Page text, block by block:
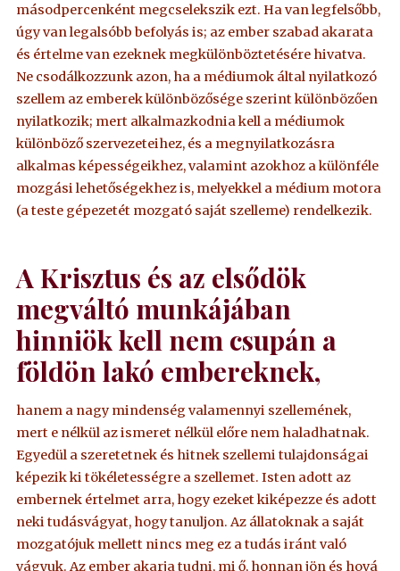
másodpercenként megcselekszik ezt. Ha van legfelsőbb,
úgy van legalsóbb befolyás is; az ember szabad akarata
és értelme van ezeknek megkülönböztetésére hivatva.
Ne csodálkozzunk azon, ha a médiumok által nyilatkozó
szellem az emberek különbözősége szerint különbözően
nyilatkozik; mert alkalmazkodnia kell a médiumok
különböző szervezeteihez, és a megnyilatkozásra
alkalmas képességeikhez, valamint azokhoz a különféle
mozgási lehetőségekhez is, melyekkel a médium motora
(a teste gépezetét mozgató saját szelleme) rendelkezik.
A Krisztus és az elsődök
megváltó munkájában
hinniök kell nem csupán a
földön lakó embereknek,
hanem a nagy mindenség valamennyi szellemének,
mert e nélkül az ismeret nélkül előre nem haladhatnak.
Egyedül a szeretetnek és hitnek szellemi tulajdonságai
képezik ki tökéletességre a szellemet. Isten adott az
embernek értelmet arra, hogy ezeket kiképezze és adott
neki tudásvágyat, hogy tanuljon. Az állatoknak a saját
mozgatójuk mellett nincs meg ez a tudás iránt való
vágyuk. Az ember akarja tudni, mi ő, honnan jön és hová